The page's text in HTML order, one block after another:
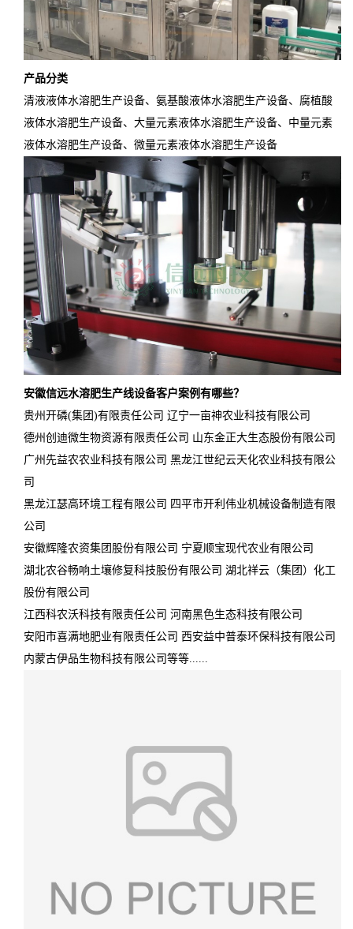
产品分类
清液液体水溶肥生产设备、氨基酸液体水溶肥生产设备、腐植酸
液体水溶肥生产设备、大量元素液体水溶肥生产设备、中量元素
液体水溶肥生产设备、微量元素液体水溶肥生产设备
安徽信远水溶肥生产线设备客户案例有哪些？
贵州开磷(集团)有限责任公司 辽宁一亩神农业科技有限公司
德州创迪微生物资源有限责任公司 山东金正大生态股份有限公司
广州先益农农业科技有限公司 黑龙江世纪云天化农业科技有限公
司
黑龙江瑟高环境工程有限公司 四平市开利伟业机械设备制造有限
公司
安徽辉隆农资集团股份有限公司 宁夏顺宝现代农业有限公司
湖北农谷畅响土壤修复科技股份有限公司 湖北祥云（集团）化工
股份有限公司
江西科农沃科技有限责任公司 河南黑色生态科技有限公司
安阳市喜满地肥业有限责任公司 西安益中普泰环保科技有限公司
内蒙古伊品生物科技有限公司等等......